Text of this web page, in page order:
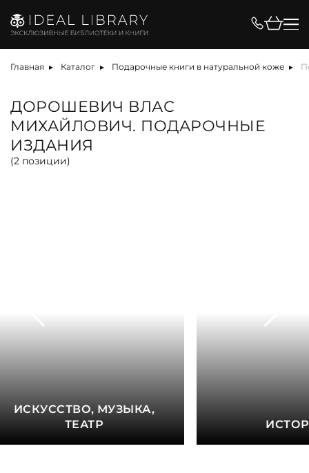
Главная Каталог Подарочные книги в натуральной коже
ДОРОШЕВИЧ ВЛАС
МИХАЙЛОВИЧ. ПОДАРОЧНЫЕ
ИЗДАНИЯ
(2 позиции)
ИСКУССТВО, МУЗЫКА,
ТЕАТР
Цена, ₽
Вид